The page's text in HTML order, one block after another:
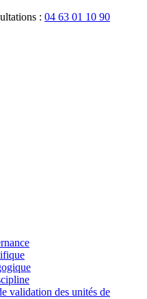
: 04 63 01 10 90
validation des unités de